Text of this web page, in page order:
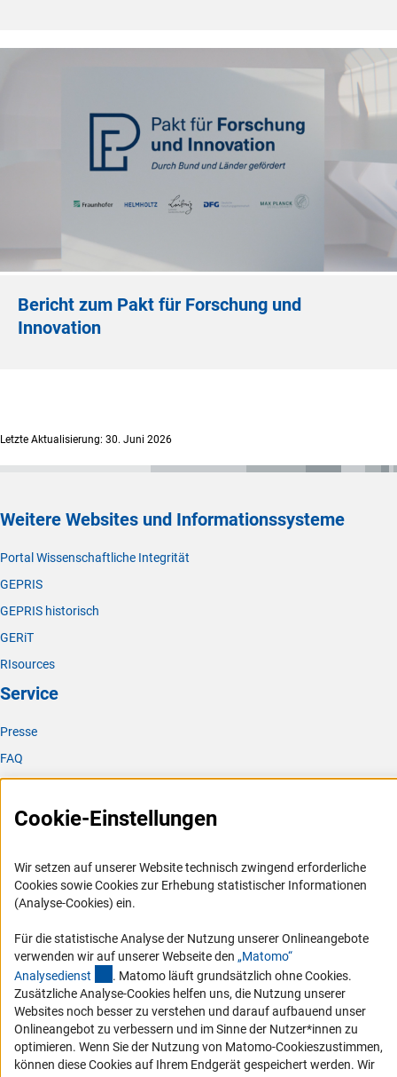
Bericht zum Pakt für Forschung und
Innovation
Letzte Aktualisierung: 30. Juni 2026
Weitere Websites und Informationssysteme
Portal Wissenschaftliche Integrität
GEPRIS
GEPRIS historisch
GERiT
RIsources
Service
Presse
FAQ
Karriere
Logo und Corporate Design
Compliance
Vergabeverfahren
Service und Informationen für Menschen mit Behinderungen
Erklärung zur Barrierefreiheit
Barriere melden
DFG-aktuell
Cookie-Einstellungen
Wir setzen auf unserer Website technisch zwingend erforderliche
Cookies sowie Cookies zur Erhebung statistischer Informationen
(Analyse-Cookies) ein.
Für die statistische Analyse der Nutzung unserer Onlineangebote
verwenden wir auf unserer Webseite den „Matomo“
Analysedienst (externer Link)
. Matomo läuft grundsätzlich ohne Cookies.
Zusätzliche Analyse-Cookies helfen uns, die Nutzung unserer
Websites noch besser zu verstehen und darauf aufbauend unser
Onlineangebot zu verbessern und im Sinne der Nutzer*innen zu
optimieren. Wenn Sie der Nutzung von Matomo-Cookieszustimmen,
können diese Cookies auf Ihrem Endgerät gespeichert werden. Wir